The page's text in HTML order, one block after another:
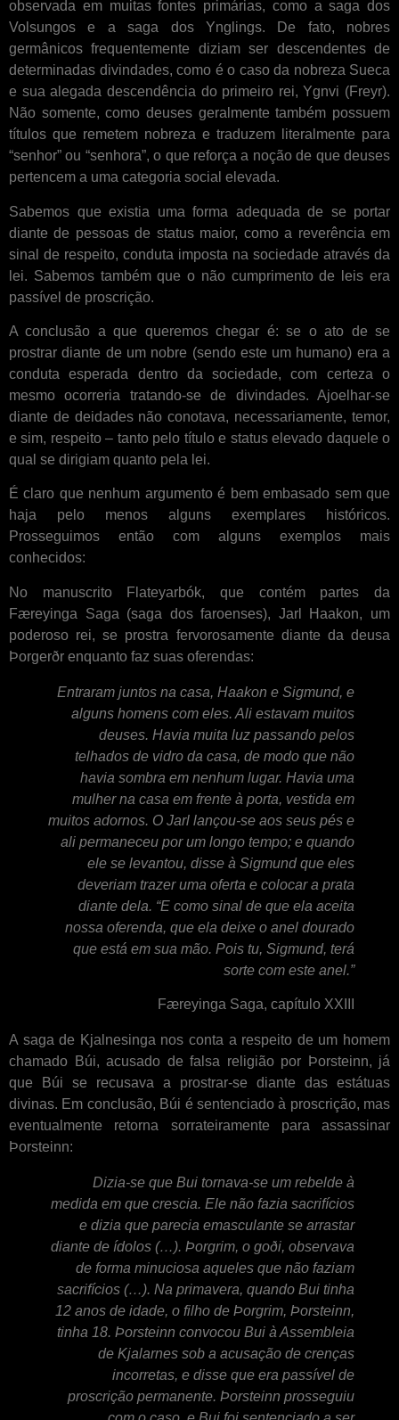
observada em muitas fontes primárias, como a saga dos
Volsungos e a saga dos Ynglings. De fato, nobres
germânicos frequentemente diziam ser descendentes de
determinadas divindades, como é o caso da nobreza Sueca
e sua alegada descendência do primeiro rei, Ygnvi (Freyr).
Não somente, como deuses geralmente também possuem
títulos que remetem nobreza e traduzem literalmente para
“senhor” ou “senhora”, o que reforça a noção de que deuses
pertencem a uma categoria social elevada.
Sabemos que existia uma forma adequada de se portar
diante de pessoas de status maior, como a reverência em
sinal de respeito, conduta imposta na sociedade através da
lei. Sabemos também que o não cumprimento de leis era
passível de proscrição.
A conclusão a que queremos chegar é: se o ato de se
prostrar diante de um nobre (sendo este um humano) era a
conduta esperada dentro da sociedade, com certeza o
mesmo ocorreria tratando-se de divindades. Ajoelhar-se
diante de deidades não conotava, necessariamente, temor,
e sim, respeito – tanto pelo título e status elevado daquele o
qual se dirigiam quanto pela lei.
É claro que nenhum argumento é bem embasado sem que
haja pelo menos alguns exemplares históricos.
Prosseguimos então com alguns exemplos mais
conhecidos:
No manuscrito Flateyarbók, que contém partes da
Færeyinga Saga (saga dos faroenses), Jarl Haakon, um
poderoso rei, se prostra fervorosamente diante da deusa
Þorgerðr enquanto faz suas oferendas:
Entraram juntos na casa, Haakon e Sigmund, e
alguns homens com eles. Ali estavam muitos
deuses. Havia muita luz passando pelos
telhados de vidro da casa, de modo que não
havia sombra em nenhum lugar. Havia uma
mulher na casa em frente à porta, vestida em
muitos adornos. O Jarl lançou-se aos seus pés e
ali permaneceu por um longo tempo; e quando
ele se levantou, disse à Sigmund que eles
deveriam trazer uma oferta e colocar a prata
diante dela. “E como sinal de que ela aceita
nossa oferenda, que ela deixe o anel dourado
que está em sua mão. Pois tu, Sigmund, terá
sorte com este anel.”
Færeyinga Saga, capítulo XXIII
A saga de Kjalnesinga nos conta a respeito de um homem
chamado Búi, acusado de falsa religião por Þorsteinn, já
que Búi se recusava a prostrar-se diante das estátuas
divinas. Em conclusão, Búi é sentenciado à proscrição, mas
eventualmente retorna sorrateiramente para assassinar
Þorsteinn:
Dizia-se que Bui tornava-se um rebelde à
medida em que crescia. Ele não fazia sacrifícios
e dizia que parecia emasculante se arrastar
diante de ídolos (…). Þorgrim, o goði, observava
de forma minuciosa aqueles que não faziam
sacrifícios (…). Na primavera, quando Bui tinha
12 anos de idade, o filho de Þorgrim, Þorsteinn,
tinha 18. Þorsteinn convocou Bui à Assembleia
de Kjalarnes sob a acusação de crenças
incorretas, e disse que era passível de
proscrição permanente. Þorsteinn prosseguiu